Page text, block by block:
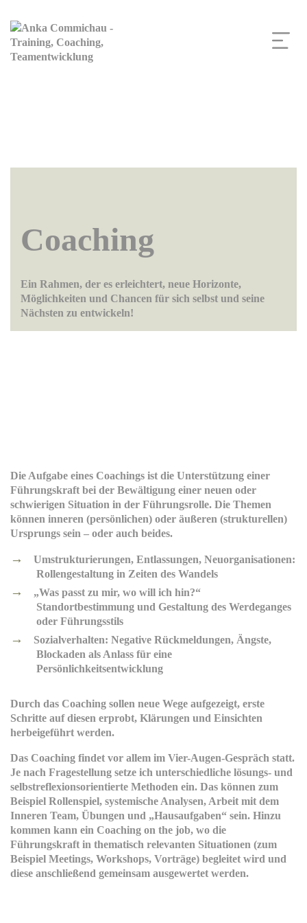
Coaching
Ein Rahmen, der es erleichtert, neue Horizonte,
Möglichkeiten und Chancen für sich selbst und seine
Nächsten zu entwickeln!
Die Aufgabe eines Coachings ist die Unterstützung einer
Führungskraft bei der Bewältigung einer neuen oder
schwierigen Situation in der Führungsrolle. Die Themen
können inneren (persönlichen) oder äußeren (strukturellen)
Ursprungs sein – oder auch beides.
Umstrukturierungen, Entlassungen, Neuorganisationen:
Rollengestaltung in Zeiten des Wandels
„Was passt zu mir, wo will ich hin?“
Standortbestimmung und Gestaltung des Werdeganges
oder Führungsstils
Sozialverhalten: Negative Rückmeldungen, Ängste,
Blockaden als Anlass für eine
Persönlichkeitsentwicklung
Durch das Coaching sollen neue Wege aufgezeigt, erste
Schritte auf diesen erprobt, Klärungen und Einsichten
herbeigeführt werden.
Das Coaching findet vor allem im Vier-Augen-Gespräch statt.
Je nach Fragestellung setze ich unterschiedliche lösungs- und
selbstreflexionsorientierte Methoden ein. Das können zum
Beispiel Rollenspiel, systemische Analysen, Arbeit mit dem
Inneren Team, Übungen und „Hausaufgaben“ sein. Hinzu
kommen kann ein Coaching on the job, wo die
Führungskraft in thematisch relevanten Situationen (zum
Beispiel Meetings, Workshops, Vorträge) begleitet wird und
diese anschließend gemeinsam ausgewertet werden.